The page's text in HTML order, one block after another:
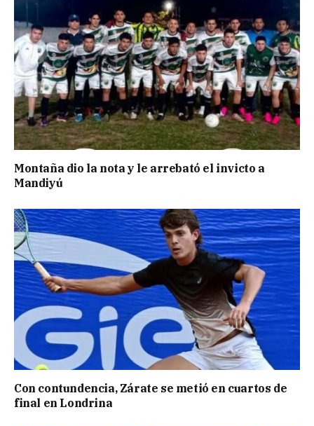
Montaña dio la nota y le arrebató el invicto a
Mandiyú
Con contundencia, Zárate se metió en cuartos de
final en Londrina